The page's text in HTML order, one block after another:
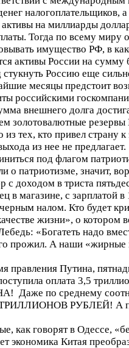
налогоплательщиков,
на миллиарды
Тогда по всему миру
имущество РФ, в
активы России на сумму
Россию еще
месяцы предстоит
российскими
внешнего долга
золотовалютные
тех, кто привел страну
из нее не предлагает.
под флагом
о патриотизме, значит,
с доходом в триста
в магазине, с зарплатой в
налом. Кто будет
жизни», о котором
«Богатеть надо
прожил. А наши «жирные
правления Путина,
оплата 3,5
по среднему
ТРИЛЛИОНОВ РУБЛЕЙ! А
как говорят в Одессе,
экономика Китая